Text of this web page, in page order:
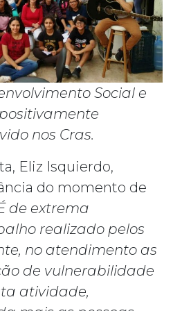
Social e
nos Cras.
Eliz Isquierdo,
do momento de
de extrema
realizado pelos
no atendimento as
de vulnerabilidade
atividade,